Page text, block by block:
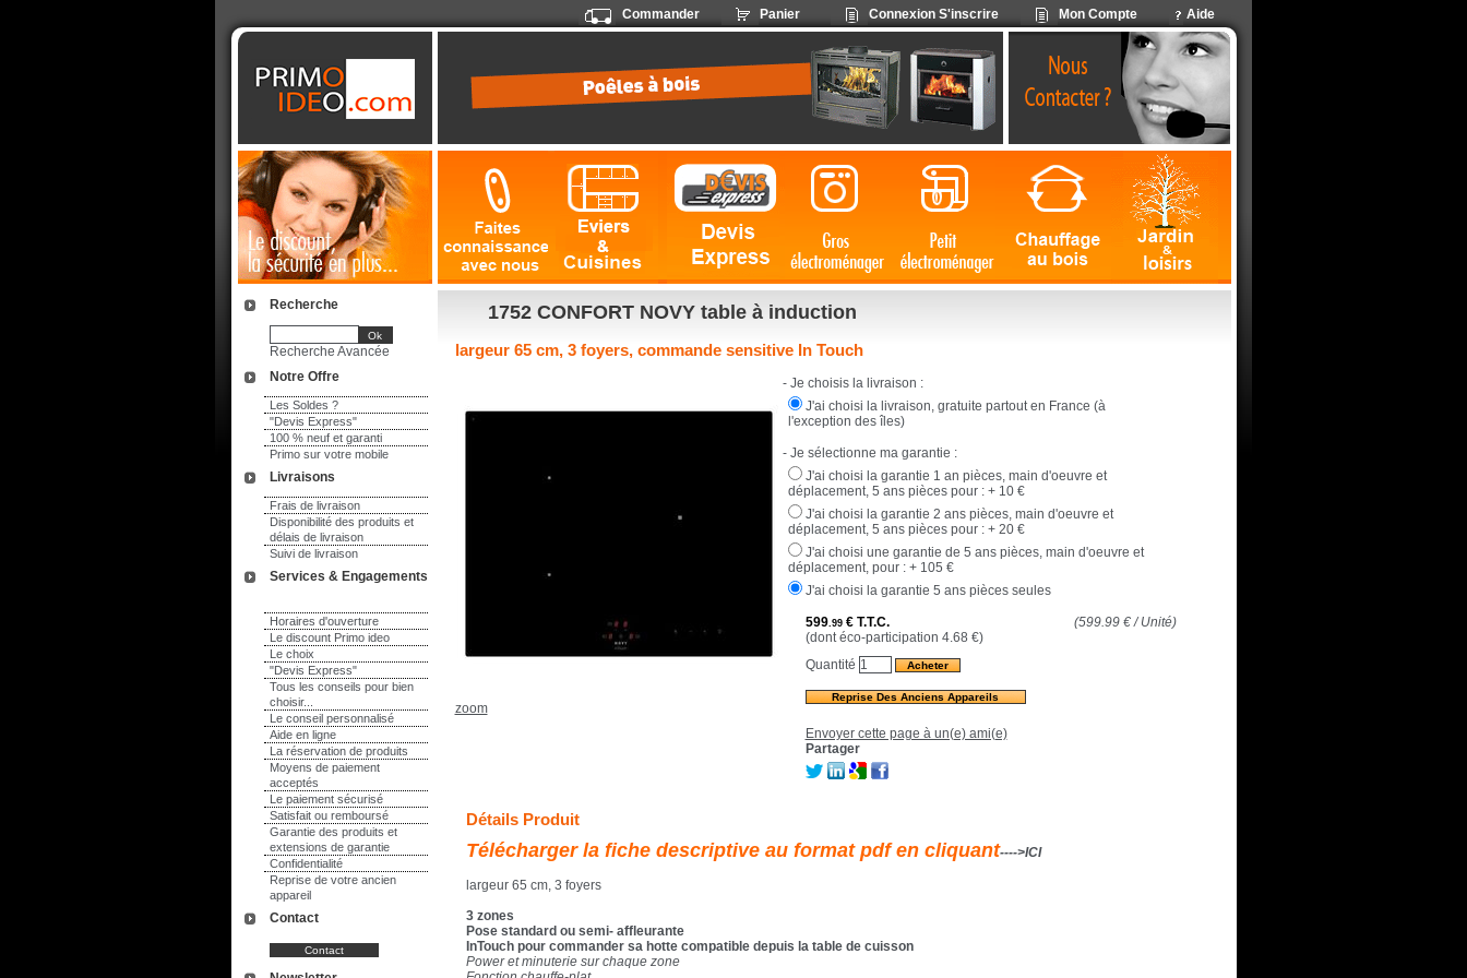
Aide
Mon Compte
Connexion S'inscrire
Panier
Commander
Notre Offre
Les Soldes ?
"Devis Express"
100 % neuf et garanti
Primo sur votre mobile
Livraisons
Frais de livraison
Disponibilité des produits et
délais de livraison
Suivi de livraison
Services & Engagements
Horaires d'ouverture
Le discount Primo ideo
Le choix
"Devis Express"
Tous les conseils pour bien
choisir...
Le conseil personnalisé
Aide en ligne
La réservation de produits
Moyens de paiement
acceptés
Le paiement sécurisé
Satisfait ou remboursé
Garantie des produits et
extensions de garantie
Confidentialité
Reprise de votre ancien
appareil
Recherche
Recherche Avancée
Contact
1752 CONFORT NOVY table à induction
largeur 65 cm, 3 foyers, commande sensitive In Touch
zoom
- Je choisis la livraison :
J'ai choisi la livraison, gratuite partout en France (à
l'exception des îles)
- Je sélectionne ma garantie :
J'ai choisi la garantie 1 an pièces, main d'oeuvre et
déplacement, 5 ans pièces pour :+ 10 €
J'ai choisi la garantie 2 ans pièces, main d'oeuvre et
déplacement, 5 ans pièces pour :+ 20 €
J'ai choisi une garantie de 5 ans pièces, main d'oeuvre et
déplacement, pour :+ 105 €
J'ai choisi la garantie 5 ans pièces seules
(599.99 €/ Unité)
599.99€ T.T.C.
(dont éco-participation 4.68 €)
Quantité
Reprise Des Anciens Appareils
Envoyer cette page à un(e) ami(e)
Partager
Détails Produit
Télécharger la fiche descriptive au format pdf en cliquant---->ICI
largeur 65 cm, 3 foyers
3 zones
Pose standard ou semi- affleurante
InTouch pour commander sa hotte compatible depuis la table de cuisson
Power et minuterie sur chaque zone